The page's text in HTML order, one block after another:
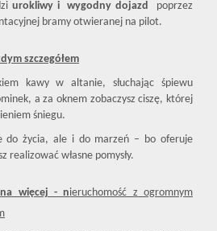
urokliwy i wygodny dojazd
poprzez
bramy otwieranej na pilot.
szczegółem
kawy w altanie, słuchając śpiewu
a za oknem zobaczysz ciszę, której
śniegu.
do życia, ale i do marzeń – bo oferuje
realizować własne pomysły.
więcej - nieruchomość z ogromnym